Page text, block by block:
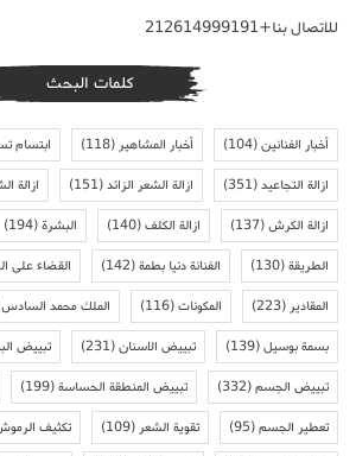
للاتصال بنا+212614999191
كلمات البحث
أخبار الفنانين(104) أخبار المشاهير(118) ابتسام
ازالة التجاعيد(351) ازالة الشعر الزائد(151) ازالة
ازالة الكرش(137) ازالة الكلف(140) البشرة(194)
الطريقة(130) الفنانة دنيا بطمة(142) القضاء على
المقادير(223) المكونات(116) الملك محمد السادس
بسمة بوسيل(139) تبييض الاسنان(231) تبييض
تبييض الجسم(332) تبييض المنطقة الحساسة(199)
تعطير الجسم(95) تقوية الشعر(109) تكثيف